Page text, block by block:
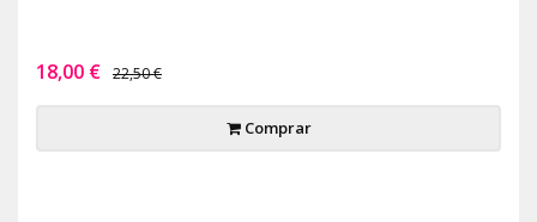
18,00 € 22,50 €
Comprar